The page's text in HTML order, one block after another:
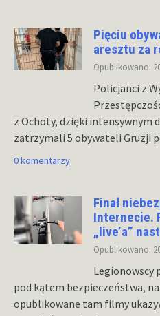
Pięciu
aresztu za
Opublikowano:
Policjanci z
z Ochoty, dzięki intensywnym
zatrzymali 5 obywateli Gruzji
0 komentarzy
Finał
Internecie.
„live’a”
Opublikowano:
Legionowscy
pod kątem bezpieczeństwa,
opublikowane tam filmy